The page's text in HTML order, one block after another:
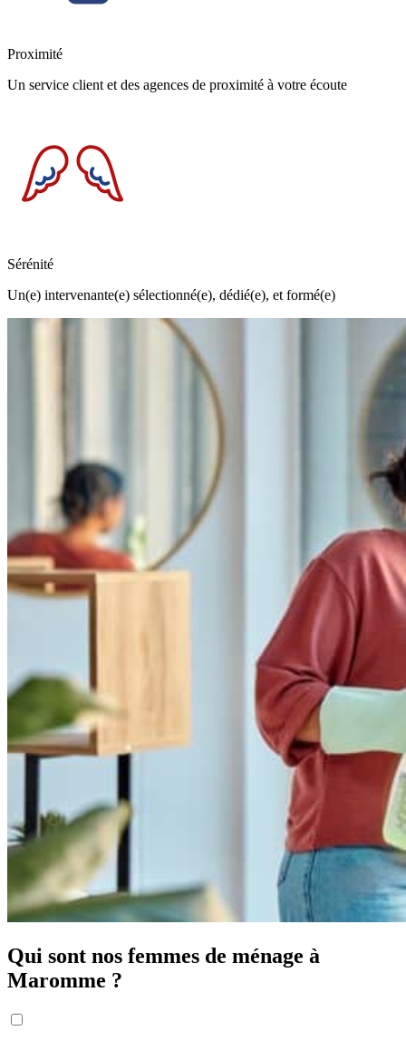
Proximité
Un service client et des agences de proximité à votre écoute
Sérénité
Un(e) intervenante(e) sélectionné(e), dédié(e), et formé(e)
Qui sont nos femmes de ménage à
Maromme ?